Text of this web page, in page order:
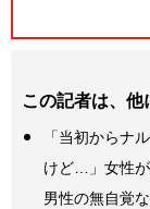
この記者は、
「当初からナ
けど…」女性が
男性の無自覚